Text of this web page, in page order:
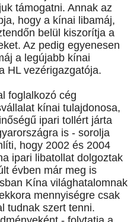
támogatni. Annak az
hogy a kínai libamáj,
belül kiszorítja a
Az pedig egyenesen
a legújabb kínai
HL vezérigazgatója.
foglalkozó cég
kínai tulajdonosa,
ipari tollért járta
is - sorolja
hogy 2002 és 2004
ipari libatollat dolgoztak
évben már meg is
Kína világhatalomnak
mennyiségre csak
tudnak szert tenni.